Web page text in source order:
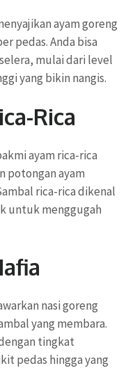
ayam goreng
pedas. Anda bisa
mulai dari level
yang bikin nangis.
Rica
ayam rica-rica
potongan ayam
rica-rica dikenal
untuk menggugah
nasi goreng
yang membara.
tingkat
pedas hingga yang